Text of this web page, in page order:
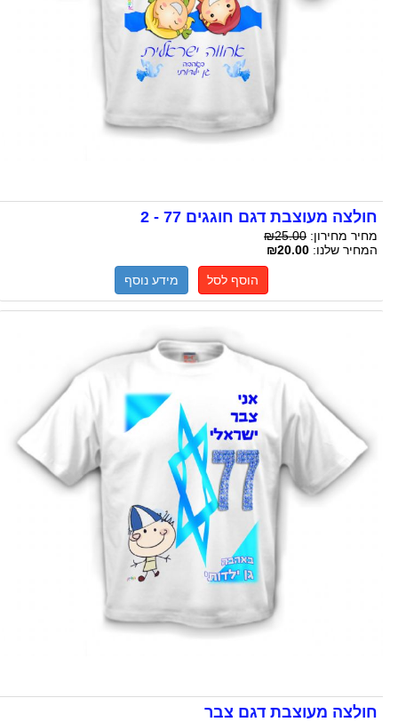
חולצה מעוצבת דגם חוגגים 77 - 2
מחיר מחירון:₪25.00
המחיר שלנו:₪20.00
הוסף לסל מידע נוסף
חולצה מעוצבת דגם צבר